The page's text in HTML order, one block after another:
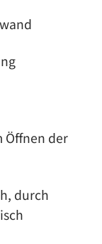
der
durch